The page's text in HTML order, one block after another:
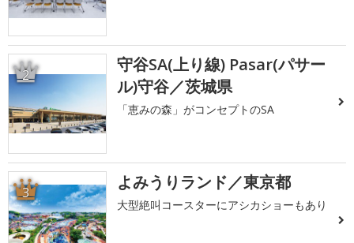
2
守谷SA(上り線) Pasar(パサー
ル)守谷／茨城県
「恵みの森」がコンセプトのSA
3 よみうりランド／東京都
大型絶叫コースターにアシカショーもあり